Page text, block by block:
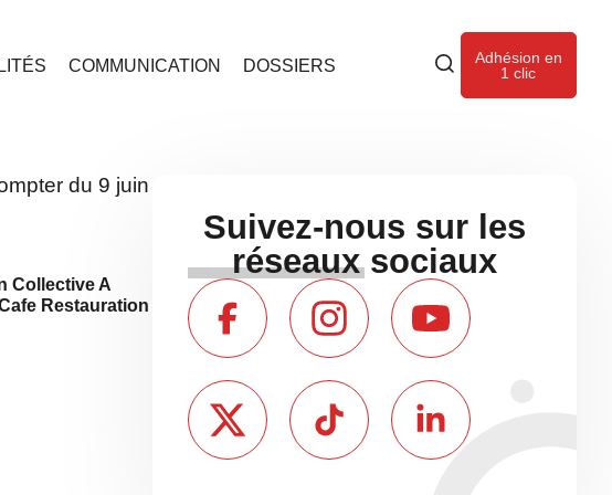
COMMUNICATION DOSSIERS
Adhésion en
1 clic
du 9 juin
Collective A
Restauration
Suivez-nous sur les
réseaux sociaux